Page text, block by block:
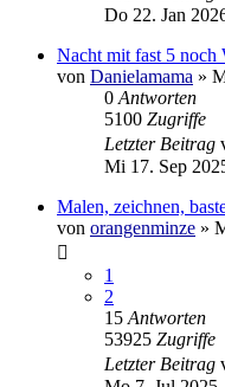
Do 22. Jan
Nacht mit fast 5 noch
von Danielamama »
0 Antworten
5100 Zugriffe
Letzter Beitrag
Mi 17. Sep
Malen, zeichnen,
von orangenminze »
1
2
15 Antworten
53925 Zugriffe
Letzter Beitrag